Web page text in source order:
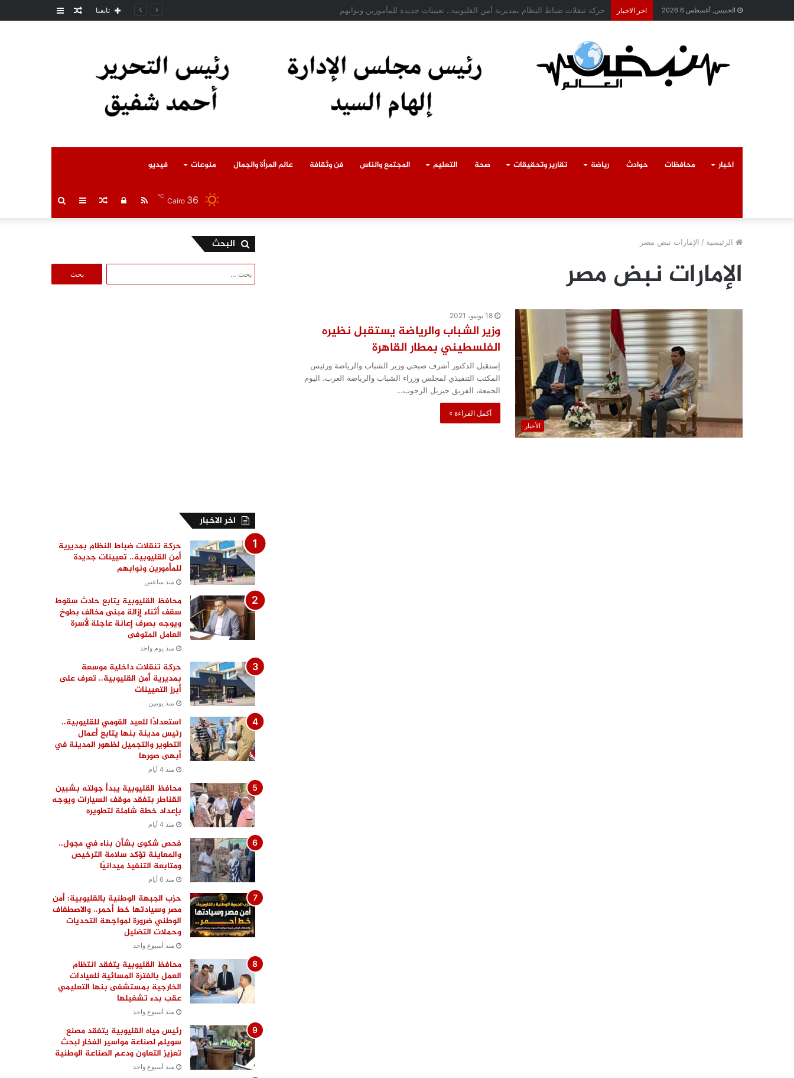
الخميس, أغسطس 6 2026 اخر الاخبار محافظ القليوبية يتابع حادث سقوط سقف أثناء إزالة مبنى مخالف بطوخ ويوجه بصرف إعانة عاجلة لأسرة العامل المتوفى عمودمقال تابعنا
اخبار محافظات حوادث رياضة تقارير وتحقيقات صحة التعليم المجتمع والناس فن وثقافة عالم المرأة والجمال منوعات فيديو
بحث عمود مقالتسجيل RSS Cairo 36
℃
الرئيسية / الإمارات نبض مصر
الإمارات نبض مصر
الأخبار
18 يونيو، 2021
وزير الشباب والرياضة يستقبل نظيره
الفلسطيني بمطار القاهرة
إستقبل الدكتور أشرف صبحي وزير الشباب والرياضة ورئيس
المكتب التنفيذي لمجلس وزراء الشباب والرياضة العرب، اليوم
الجمعة، الفريق جبريل الرجوب…
أكمل القراءة »
البحث
عن:
اخر الاخبار
حركة تنقلات ضباط النظام بمديرية
أمن القليوبية.. تعيينات جديدة
للمأمورين ونوابهم
منذ ساعتين
محافظ القليوبية يتابع حادث سقوط
سقف أثناء إزالة مبنى مخالف بطوخ
ويوجه بصرف إعانة عاجلة لأسرة
العامل المتوفى
منذ يوم واحد
حركة تنقلات داخلية موسعة
بمديرية أمن القليوبية.. تعرف على
أبرز التعيينات
منذ يومين
استعدادًا للعيد القومي للقليوبية..
رئيس مدينة بنها يتابع أعمال
التطوير والتجميل لظهور المدينة في
أبهى صورها
منذ 4 أيام
محافظ القليوبية يبدأ جولته بشبين
القناطر بتفقد موقف السيارات ويوجه
بإعداد خطة شاملة لتطويره
منذ 4 أيام
فحص شكوى بشأن بناء في مجول..
والمعاينة تؤكد سلامة الترخيص
ومتابعة التنفيذ ميدانيًا
منذ 6 أيام
حزب الجبهة الوطنية بالقليوبية: أمن
مصر وسيادتها خط أحمر.. والاصطفاف
الوطني ضرورة لمواجهة التحديات
وحملات التضليل
منذ أسبوع واحد
محافظ القليوبية يتفقد انتظام
العمل بالفترة المسائية للعيادات
الخارجية بمستشفى بنها التعليمي
عقب بدء تشغيلها
منذ أسبوع واحد
رئيس مياه القليوبية يتفقد مصنع
سويلم لصناعة مواسير الفخار لبحث
تعزيز التعاون ودعم الصناعة الوطنية
منذ أسبوع واحد